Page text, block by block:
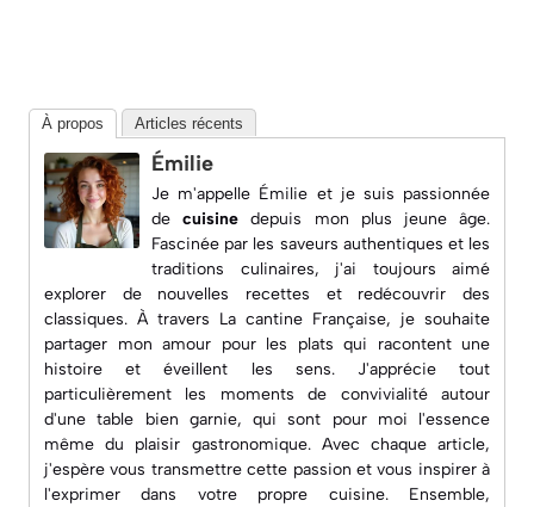
À propos Articles récents
Émilie
Je m'appelle Émilie et je suis passionnée
decuisine depuis mon plus jeune âge.
Fascinée par les saveurs authentiques et les
traditions culinaires, j'ai toujours aimé
explorer de nouvelles recettes et redécouvrir des
classiques. À travers La cantine Française, je souhaite
partager mon amour pour les plats qui racontent une
histoire et éveillent les sens. J'apprécie tout
particulièrement les moments de convivialité autour
d'une table bien garnie, qui sont pour moi l'essence
même du plaisir gastronomique. Avec chaque article,
j'espère vous transmettre cette passion et vous inspirer à
l'exprimer dans votre propre cuisine. Ensemble,